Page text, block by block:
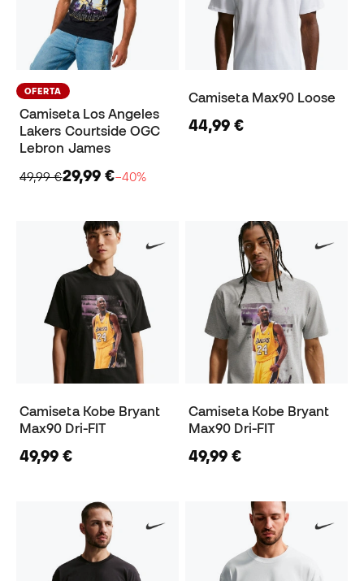
OFERTA
Camiseta Los Angeles
Lakers Courtside OGC
Lebron James
49,99 €29,99 €−40%
Camiseta Max90 Loose
44,99 €
Camiseta Kobe Bryant
Max90 Dri-FIT
49,99 €
Camiseta Kobe Bryant
Max90 Dri-FIT
49,99 €